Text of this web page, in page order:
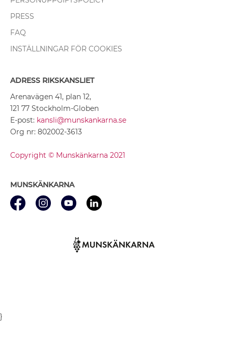
PRESS
FAQ
INSTÄLLNINGAR FÖR COOKIES
ADRESS RIKSKANSLIET
Arenavägen 41, plan 12,
121 77 Stockholm-Globen
E-post: kansli@munskankarna.se
Org nr: 802002-3613
Copyright © Munskänkarna 2021
MUNSKÄNKARNA
}